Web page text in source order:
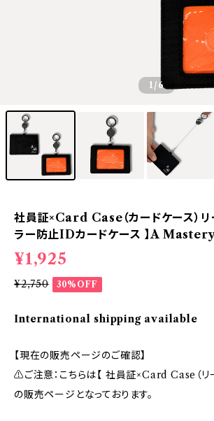
1 /6
社員証×Card Case（カードケース）リ
ラー防止IDカードケース 】A
¥1,925
¥2,750 30%OFF
International shipping available
【現在の販売ページのご確認】
⚠︎ご注意：こちらは【 社員証×Card Case（リ
の販売ページとなっております。